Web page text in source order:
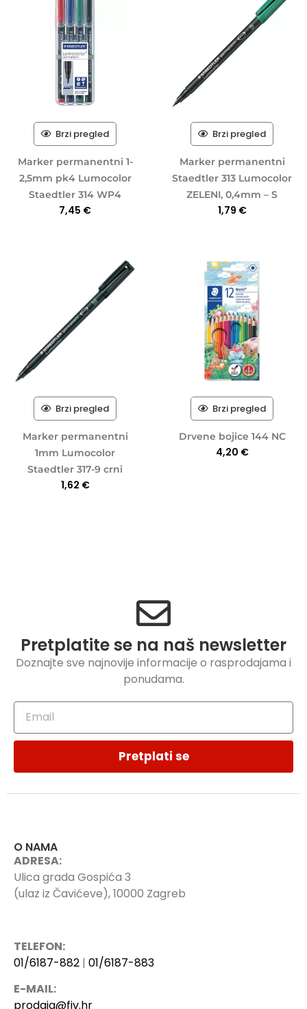
Brzi pregled
Marker permanentni 1-
2,5mm pk4 Lumocolor
Staedtler 314 WP4
7,45 €
Brzi pregled
Marker permanentni
Staedtler 313 Lumocolor
ZELENI, 0,4mm – S
1,79 €
Brzi pregled
Marker permanentni
1mm Lumocolor
Staedtler 317-9 crni
1,62 €
Brzi pregled
Drvene bojice 144 NC
4,20 €
Pretplatite se na naš newsletter
Doznajte sve najnovije informacije o rasprodajama i
ponudama.
Pretplati se
O NAMA
ADRESA:
Ulica grada Gospića 3
(ulaz iz Čavićeve), 10000 Zagreb
TELEFON:
01/6187-882 | 01/6187-883
E-MAIL:
prodaja@fiv.hr